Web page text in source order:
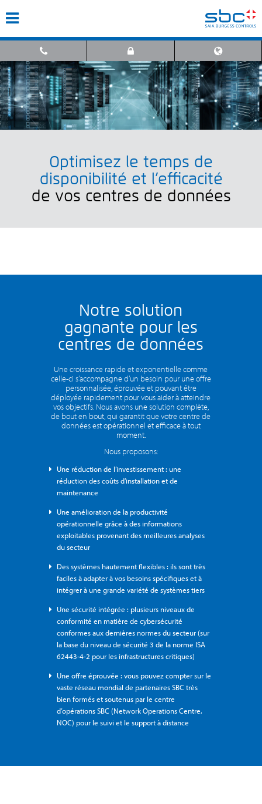
Optimisez le temps de
disponibilité et l’efficacité
de vos centres de données
Notre solution
gagnante pour les
centres de données
Une croissance rapide et exponentielle comme
celle-ci s’accompagne d’un besoin pour une offre
personnalisée, éprouvée et pouvant être
déployée rapidement pour vous aider à atteindre
vos objectifs. Nous avons une solution complète,
de bout en bout, qui garantit que votre centre de
données est opérationnel et efficace à tout
moment.
Nous proposons:
Une réduction de l’investissement : une
réduction des coûts d’installation et de
maintenance
Une amélioration de la productivité
opérationnelle grâce à des informations
exploitables provenant des meilleures analyses
du secteur
Des systèmes hautement flexibles : ils sont très
faciles à adapter à vos besoins spécifiques et à
intégrer à une grande variété de systèmes tiers
Une sécurité intégrée : plusieurs niveaux de
conformité en matière de cybersécurité
conformes aux dernières normes du secteur (sur
la base du niveau de sécurité 3 de la norme ISA
62443-4-2 pour les infrastructures critiques)
Une offre éprouvée : vous pouvez compter sur le
vaste réseau mondial de partenaires SBC très
bien formés et soutenus par le centre
d’opérations SBC (Network Operations Centre,
NOC) pour le suivi et le support à distance